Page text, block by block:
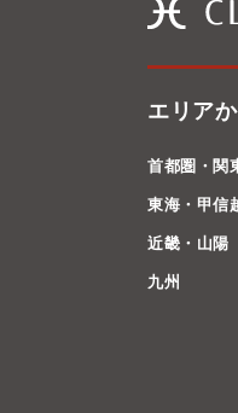
エリア
首都圏・関
東海・甲信
近畿・山陽
九州